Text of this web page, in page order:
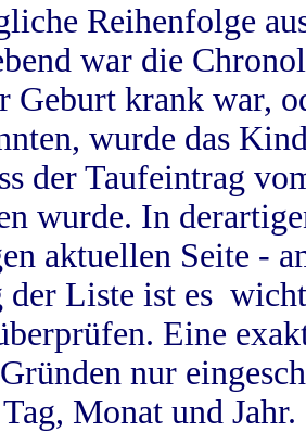
Reihenfolge
war die
Geburt krank war,
wurde das
der Taufeintrag
wurde. In
aktuellen Seite -
der Liste ist es
Eine
nur
Monat und Jahr.